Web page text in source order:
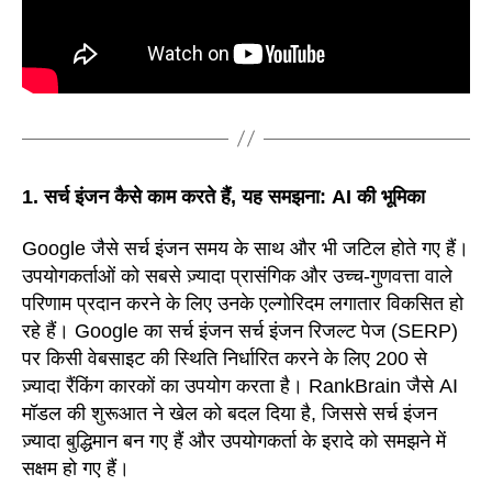
1. सर्च इंजन कैसे काम करते हैं, यह समझना: AI की भूमिका
Google जैसे सर्च इंजन समय के साथ और भी जटिल होते गए हैं।
उपयोगकर्ताओं को सबसे ज़्यादा प्रासंगिक और उच्च-गुणवत्ता वाले
परिणाम प्रदान करने के लिए उनके एल्गोरिदम लगातार विकसित हो
रहे हैं। Google का सर्च इंजन सर्च इंजन रिजल्ट पेज (SERP)
पर किसी वेबसाइट की स्थिति निर्धारित करने के लिए 200 से
ज़्यादा रैंकिंग कारकों का उपयोग करता है। RankBrain जैसे AI
मॉडल की शुरूआत ने खेल को बदल दिया है, जिससे सर्च इंजन
ज़्यादा बुद्धिमान बन गए हैं और उपयोगकर्ता के इरादे को समझने में
सक्षम हो गए हैं।